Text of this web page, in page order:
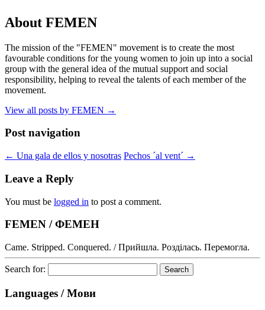
About FEMEN
The mission of the "FEMEN" movement is to create the most
favourable conditions for the young women to join up into a social
group with the general idea of the mutual support and social
responsibility, helping to reveal the talents of each member of the
movement.
View all posts by FEMEN →
Post navigation
← Una gala de ellos y nosotras Pechos ´al vent´ →
Leave a Reply
You must be logged in to post a comment.
FEMEN / ФЕМЕН
Came. Stripped. Conquered. / Прийшла. Розділась. Перемогла.
Search for:
Languages / Мови